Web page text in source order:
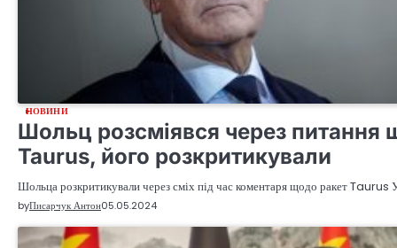
НОВИНИ
Шольц розсміявся через питання
Taurus, його розкритикували
Шольца розкритикували через сміх під час коментаря щодо ракет Taurus
byПисарчук Антон05.05.2024